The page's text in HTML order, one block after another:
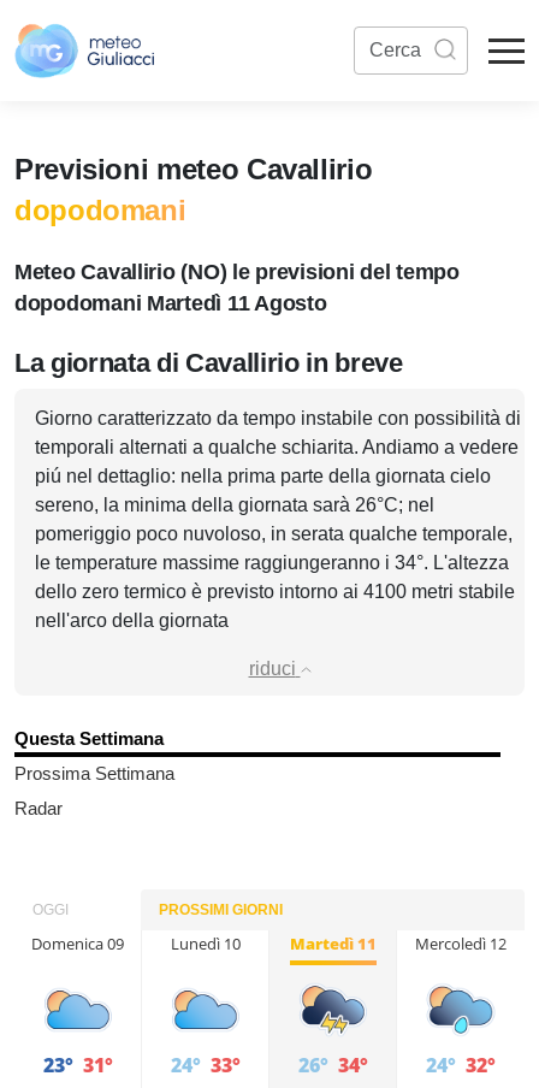
Previsioni meteo Cavallirio
dopodomani
Meteo Cavallirio (NO) le previsioni del tempo
dopodomani Martedì 11 Agosto
La giornata di Cavallirio in breve
Giorno caratterizzato da tempo instabile con possibilità di
temporali alternati a qualche schiarita. Andiamo a vedere
piú nel dettaglio: nella prima parte della giornata cielo
sereno, la minima della giornata sarà 26°C; nel
pomeriggio poco nuvoloso, in serata qualche temporale,
le temperature massime raggiungeranno i 34°. L'altezza
dello zero termico è previsto intorno ai 4100 metri stabile
nell'arco della giornata
riduci
Questa Settimana
Prossima Settimana
Radar
OGGI PROSSIMI GIORNI
Domenica 09
23° 31°
Lunedì 10
24° 33°
Martedì 11
26° 34°
Mercoledì 12
24° 32°